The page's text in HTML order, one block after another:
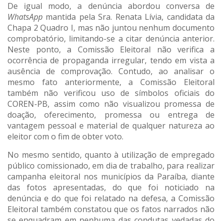
De igual modo, a denúncia abordou conversa de
WhatsApp mantida pela Sra. Renata Lívia, candidata da
Chapa 2 Quadro I, mas não juntou nenhum documento
comprobatório, limitando-se a citar denúncia anterior.
Neste ponto, a Comissão Eleitoral não verifica a
ocorrência de propaganda irregular, tendo em vista a
ausência de comprovação. Contudo, ao analisar o
mesmo fato anteriormente, a Comissão Eleitoral
também não verificou uso de símbolos oficiais do
COREN-PB, assim como não visualizou promessa de
doação, oferecimento, promessa ou entrega de
vantagem pessoal e material de qualquer natureza ao
eleitor com o fim de obter voto.
No mesmo sentido, quanto à utilização de empregado
público comissionado, em dia de trabalho, para realizar
campanha eleitoral nos municípios da Paraíba, diante
das fotos apresentadas, do que foi noticiado na
denúncia e do que foi relatado na defesa, a Comissão
Eleitoral também constatou que os fatos narrados não